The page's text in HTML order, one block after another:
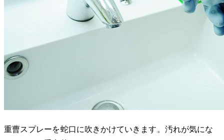
重曹スプレーを蛇口に吹きかけていきます。汚れが気にな